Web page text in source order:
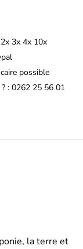
2x 3x 4x 10x
possible
? : 0262 25 56 01
la terre et